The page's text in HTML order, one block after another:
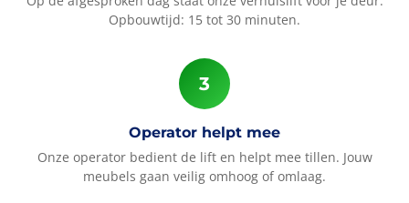
Opbouwtijd: 15 tot 30 minuten.
Operator helpt mee
Onze operator bedient de lift en helpt mee tillen. Jouw
meubels gaan veilig omhoog of omlaag.